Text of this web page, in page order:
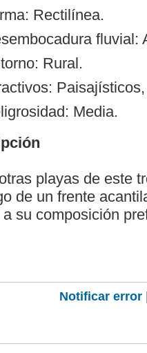
Rectilínea.
fluvial:
Rural.
Media.
playas de este
de un frente
su composición
Notificar error |